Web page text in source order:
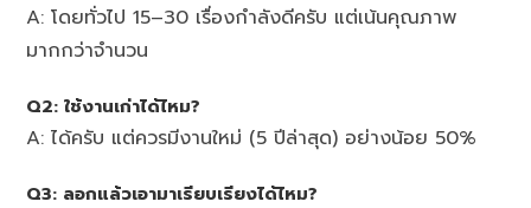
A: โดยทั่วไป 15–30 เรื่องกำลังดีครับ แต่เน้นคุณภาพ
มากกว่าจำนวน
Q2: ใช้งานเก่าได้ไหม?
A: ได้ครับ แต่ควรมีงานใหม่ (5 ปีล่าสุด) อย่างน้อย 50%
Q3: ลอกแล้วเอามาเรียบเรียงได้ไหม?